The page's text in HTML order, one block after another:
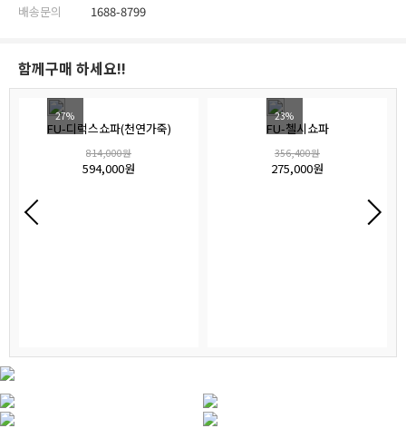
배송문의
1688-8799
함께구매 하세요!!
27%
FU-디럭스쇼파(천연가죽)
814,000원
594,000원
23%
FU-첼시쇼파
356,400원
275,000원